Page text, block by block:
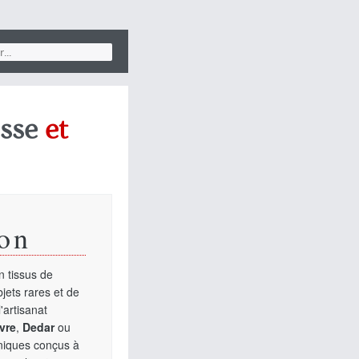
et
tissus de
rares et de
, Dedarou
conçus à